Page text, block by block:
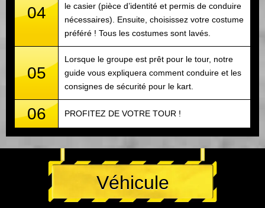
04
le casier (pièce d’identité et permis de conduire
nécessaires). Ensuite, choisissez votre costume
préféré ! Tous les costumes sont lavés.
05
Lorsque le groupe est prêt pour le tour, notre
guide vous expliquera comment conduire et les
consignes de sécurité pour le kart.
06 PROFITEZ DE VOTRE TOUR !
Véhicule